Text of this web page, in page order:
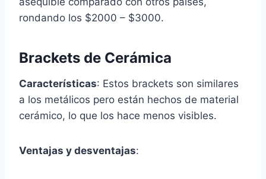
rondando los $2000 – $3000.
Brackets de Cerámica
Características: Estos brackets son similares
a los metálicos pero están hechos de material
cerámico, lo que los hace menos visibles.
Ventajas y desventajas: